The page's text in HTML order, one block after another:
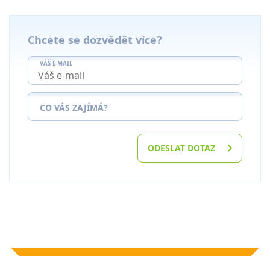
Chcete se dozvědět více?
VÁŠ E-MAIL
CO VÁS ZAJÍMÁ?
ODESLAT DOTAZ